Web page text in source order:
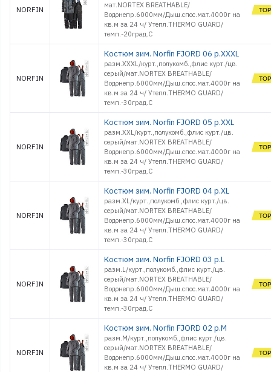
NORFIN
мат.NORTEX BREATHABLE/
Водонепр.6000мм/Дыш.спос.мат.4000г на
кв.м за 24 ч/ Утепл.THERMO GUARD/
темп.-20град.С
NORFIN
Костюм зим. Norfin FJORD 06 р.XXXL
разм.XXXL/курт.,полукомб.,флис курт./цв.
серый/мат.NORTEX BREATHABLE/
Водонепр.6000мм/Дыш.спос.мат.4000г на
кв.м за 24 ч/ Утепл.THERMO GUARD/
темп.-30град.С
NORFIN
Костюм зим. Norfin FJORD 05 р.XXL
разм.XXL/курт.,полукомб.,флис курт./цв.
серый/мат.NORTEX BREATHABLE/
Водонепр.6000мм/Дыш.спос.мат.4000г на
кв.м за 24 ч/ Утепл.THERMO GUARD/
темп.-30град.С
NORFIN
Костюм зим. Norfin FJORD 04 р.XL
разм.XL/курт.,полукомб.,флис курт./цв.
серый/мат.NORTEX BREATHABLE/
Водонепр.6000мм/Дыш.спос.мат.4000г на
кв.м за 24 ч/ Утепл.THERMO GUARD/
темп.-30град.С
NORFIN
Костюм зим. Norfin FJORD 03 р.L
разм.L/курт.,полукомб.,флис курт./цв.
серый/мат.NORTEX BREATHABLE/
Водонепр.6000мм/Дыш.спос.мат.4000г на
кв.м за 24 ч/ Утепл.THERMO GUARD/
темп.-30град.С
NORFIN
Костюм зим. Norfin FJORD 02 р.M
разм.M/курт.,полукомб.,флис курт./цв.
серый/мат.NORTEX BREATHABLE/
Водонепр.6000мм/Дыш.спос.мат.4000г на
кв.м за 24 ч/ Утепл.THERMO GUARD/